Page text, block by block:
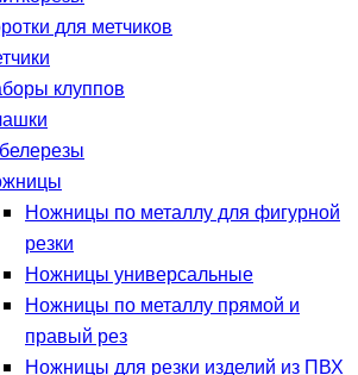
для метчиков
клуппов
Ножницы по металлу для фигурной
резки
Ножницы универсальные
Ножницы по металлу прямой и
правый рез